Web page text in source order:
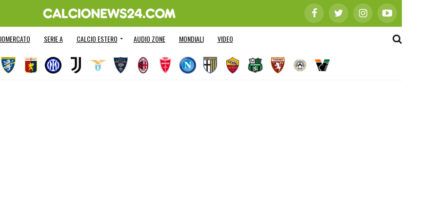
SERIE A CALCIO ESTERO AUDIO ZONE MONDIALI VIDEO